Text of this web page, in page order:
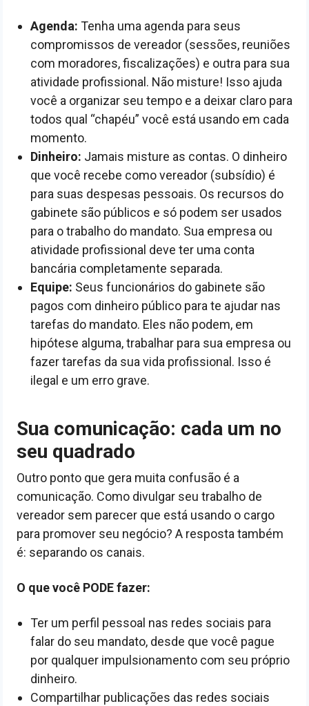
Agenda: Tenha uma agenda para seus
compromissos de vereador (sessões, reuniões
com moradores, fiscalizações) e outra para sua
atividade profissional. Não misture! Isso ajuda
você a organizar seu tempo e a deixar claro para
todos qual “chapéu” você está usando em cada
momento.
Dinheiro: Jamais misture as contas. O dinheiro
que você recebe como vereador (subsídio) é
para suas despesas pessoais. Os recursos do
gabinete são públicos e só podem ser usados
para o trabalho do mandato. Sua empresa ou
atividade profissional deve ter uma conta
bancária completamente separada.
Equipe: Seus funcionários do gabinete são
pagos com dinheiro público para te ajudar nas
tarefas do mandato. Eles não podem, em
hipótese alguma, trabalhar para sua empresa ou
fazer tarefas da sua vida profissional. Isso é
ilegal e um erro grave.
Sua comunicação: cada um no
seu quadrado
Outro ponto que gera muita confusão é a
comunicação. Como divulgar seu trabalho de
vereador sem parecer que está usando o cargo
para promover seu negócio? A resposta também
é: separando os canais.
O que você PODE fazer:
Ter um perfil pessoal nas redes sociais para
falar do seu mandato, desde que você pague
por qualquer impulsionamento com seu próprio
dinheiro.
Compartilhar publicações das redes sociais